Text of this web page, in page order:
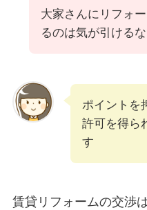
大家さんにリフォ
るのは気が引ける
ポイントを
許可を得ら
す
賃貸リフォームの交渉